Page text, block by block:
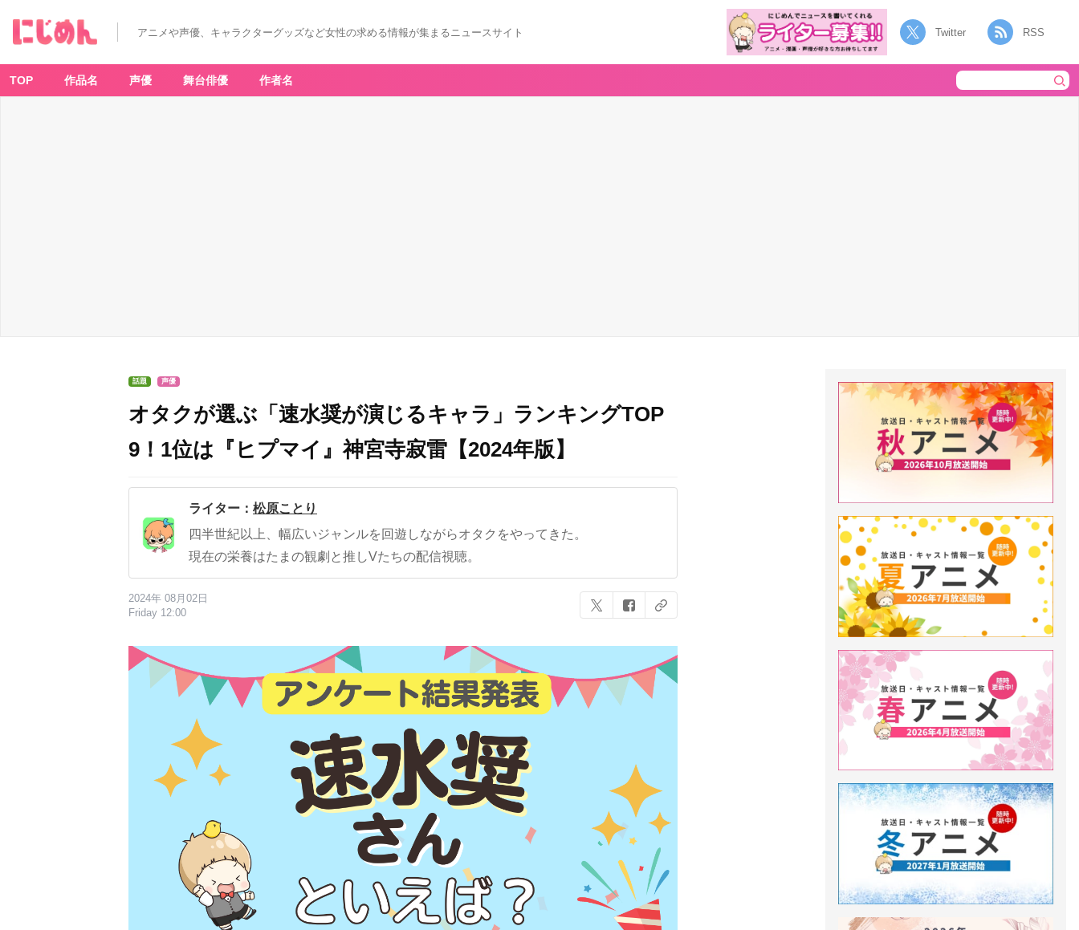
アニメや声優、キャラクターグッズなど女性の求める情報が集まるニュースサイト Twitter RSS
TOP 作品名 声優 舞台俳優 作者名
話題 声優
オタクが選ぶ「速水奨が演じるキャラ」ランキングTOP
9！1位は『ヒプマイ』神宮寺寂雷【2024年版】
ライター： 松原ことり
四半世紀以上、幅広いジャンルを回遊しながらオタクをやってきた。
現在の栄養はたまの観劇と推しVたちの配信視聴。
2024年 08月02日
Friday 12:00